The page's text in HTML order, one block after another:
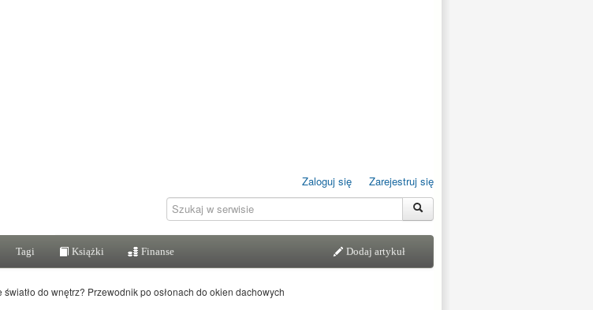
Zaloguj się Zarejestruj się
Tagi Książki Finanse Dodaj artykuł
do wnętrz? Przewodnik po osłonach do okien dachowych